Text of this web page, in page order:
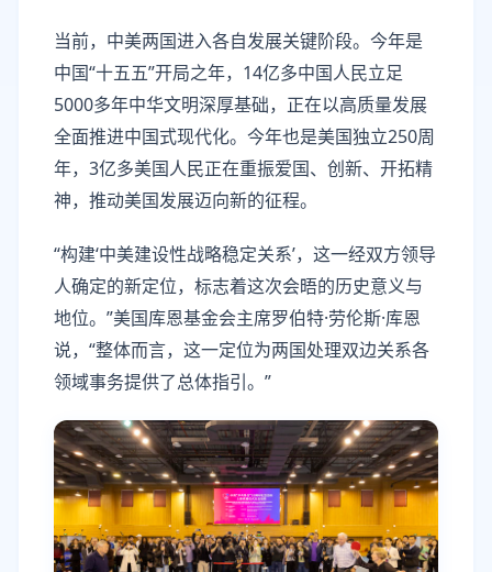
当前，中美两国进入各自发展关键阶段。今年是
中国“十五五”开局之年，14亿多中国人民立足
5000多年中华文明深厚基础，正在以高质量发展
全面推进中国式现代化。今年也是美国独立250周
年，3亿多美国人民正在重振爱国、创新、开拓精
神，推动美国发展迈向新的征程。
“构建‘中美建设性战略稳定关系’，这一经双方领导
人确定的新定位，标志着这次会晤的历史意义与
地位。”美国库恩基金会主席罗伯特·劳伦斯·库恩
说，“整体而言，这一定位为两国处理双边关系各
领域事务提供了总体指引。”